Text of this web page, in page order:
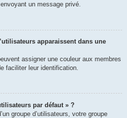
un message privé.
apparaissent dans une
assigner une couleur aux membres
faciliter leur identification.
par défaut » ?
groupe d’utilisateurs, votre groupe